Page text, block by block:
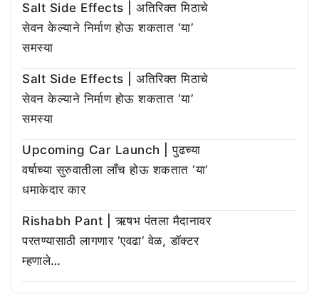
Salt Side Effects | अतिरिक्त मिठाचे
सेवन केल्याने निर्माण होऊ शकतात ‘या’
समस्या
Salt Side Effects | अतिरिक्त मिठाचे
सेवन केल्याने निर्माण होऊ शकतात ‘या’
समस्या
Upcoming Car Launch | पुढच्या
वर्षाच्या सुरुवातीला लाँच होऊ शकतात ‘या’
धमाकेदार कार
Rishabh Pant | ऋषभ पंतला मैदानावर
परतण्यासाठी लागणार ‘एवढा’ वेळ, डॉक्टर
म्हणाले…